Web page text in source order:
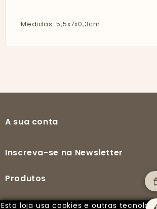
Medidas: 5,5x7x0,3cm
A sua conta
Inscreva-se na Newsletter
Produtos
Esta loja usa cookies e outras tecnologias para